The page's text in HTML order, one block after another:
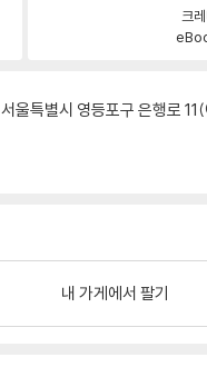
크
서울특별시 영등포구 은행로
내 가게에서 팔기